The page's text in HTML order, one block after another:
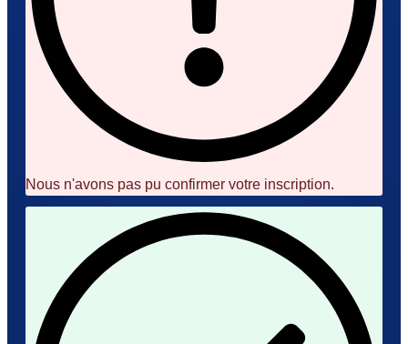
Nous n'avons pas pu confirmer votre inscription.